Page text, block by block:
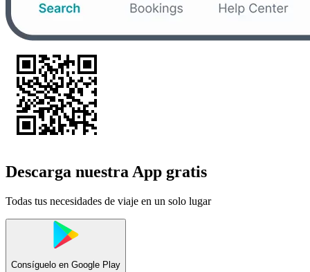
Descarga nuestra App gratis
Todas tus necesidades de viaje en un solo lugar
Consíguelo en Google Play